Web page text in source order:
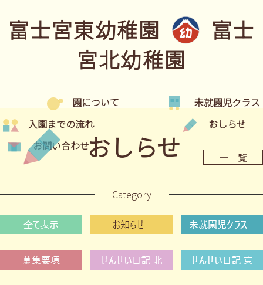
富士宮東幼稚園
富士
宮北幼稚園
園について
未就園児クラス
入園までの流れ
おしらせ
お問い合わせおしらせ 一 覧
Category